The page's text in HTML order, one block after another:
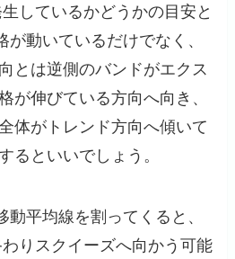
しているかどうかの目安と
が動いているだけでなく、
とは逆側のバンドがエクス
が伸びている方向へ向き、
体がトレンド方向へ傾いて
るといいでしょう。
平均線を割ってくると、
りスクイーズへ向かう可能